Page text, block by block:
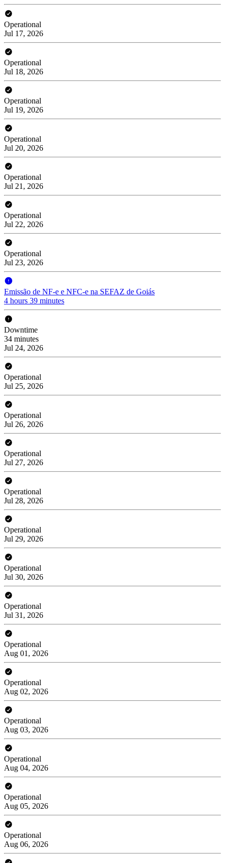
Operational
Jul 17, 2026
Operational
Jul 18, 2026
Operational
Jul 19, 2026
Operational
Jul 20, 2026
Operational
Jul 21, 2026
Operational
Jul 22, 2026
Operational
Jul 23, 2026
Emissão de NF-e e NFC-e na SEFAZ de Goiás
4 hours 39 minutes
Downtime
34 minutes
Jul 24, 2026
Operational
Jul 25, 2026
Operational
Jul 26, 2026
Operational
Jul 27, 2026
Operational
Jul 28, 2026
Operational
Jul 29, 2026
Operational
Jul 30, 2026
Operational
Jul 31, 2026
Operational
Aug 01, 2026
Operational
Aug 02, 2026
Operational
Aug 03, 2026
Operational
Aug 04, 2026
Operational
Aug 05, 2026
Operational
Aug 06, 2026